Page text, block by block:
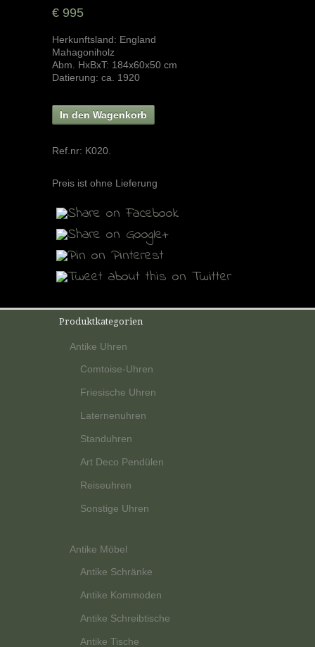
€ 995
Herkunftsland: England
Mahagoniholz
Abm. HxBxT: 184x60x50 cm
Datierung: ca. 1920
In den Wagenkorb
Ref.nr: K020
Preis ist ohne Lieferung
Produktkategorien
Antike Uhren
Comtoise-Uhren
Friesische Uhren
Laternenuhren
Standuhren
Art Deco Pendülen
Reiseuhren
Sonstige Uhren
Antike Möbel
Antike Schränke
Antike Kommoden
Antike Schreibtische
Antike Tische